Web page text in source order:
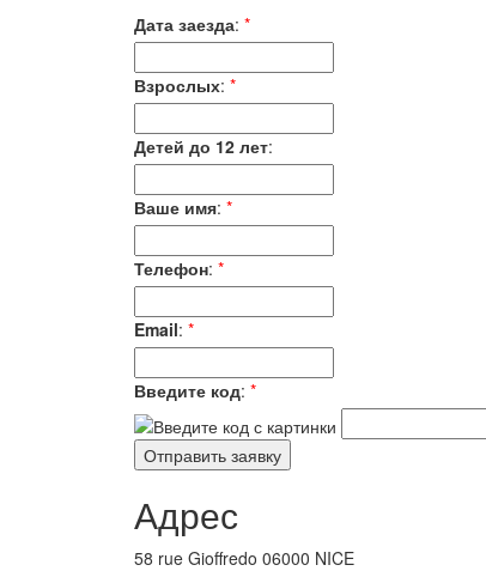
Дата заезда: *
Взрослых: *
Детей до 12 лет:
Ваше имя: *
Телефон: *
Email: *
Введите код: *
Адрес
58 rue Gioffredo 06000 NICE